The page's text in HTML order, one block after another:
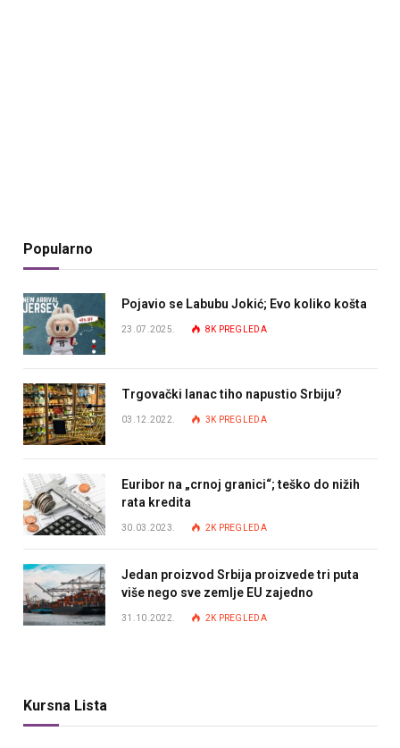
Popularno
Pojavio se Labubu Jokić; Evo koliko košta
23.07.2025. 8K PREGLEDA
Trgovački lanac tiho napustio Srbiju?
03.12.2022. 3K PREGLEDA
Euribor na „crnoj granici“; teško do nižih
rata kredita
30.03.2023. 2K PREGLEDA
Jedan proizvod Srbija proizvede tri puta
više nego sve zemlje EU zajedno
31.10.2022. 2K PREGLEDA
Kursna Lista